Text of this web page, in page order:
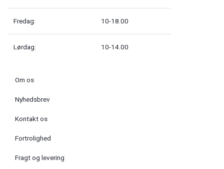
Fredag: 10-18.00
Lørdag: 10-14.00
Om os
Nyhedsbrev
Kontakt os
Fortrolighed
Fragt og levering